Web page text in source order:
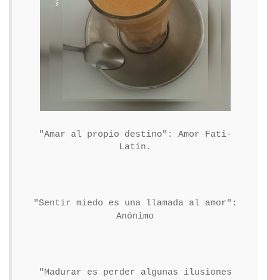
"Amar al propio destino": Amor Fati-
Latín.
"Sentir miedo es una llamada al amor":
Anónimo
"Madurar es perder algunas ilusiones